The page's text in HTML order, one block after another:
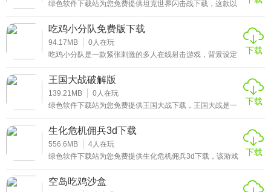
绿色软件下载站为您免费提供坦克世界闪击战下载，这款以
还原、快节奏的7v7对战以及丰富的策略玩法，吸引了全球
众多军事游戏爱好者。游戏中玩家将操控来自不同国家的经
典坦克，在多样的战场地图上展开激烈对抗，通过团队协
作、战术布局和精准操作来摧毁敌方基地或歼灭对手。
吃鸡小分队免费版下载
94.17MB 0人在玩
吃鸡小分队是一款紧张刺激的多人在线射击游戏，背景设定
化的环境中求生并争夺胜利。游戏的核心玩法融合了战术策
略和快节奏战斗，玩家可选择多种武器和装备。
下载
王国大战破解版
139.21MB 0人在玩
绿色软件下载站为您免费提供王国大战下载，王国大战是一
的奇幻大陆上建立自己的王国，招募英勇的士兵，培养强大
的英雄，并与其他玩家展开激烈的领土争夺。游戏中不仅需
要合理规划资源建设，还需制定精妙的战斗策略，才能在这
片充满挑战的土地上立足。
下载
生化危机佣兵3d下载
556.6MB 4人在玩
绿色软件下载站为您免费提供生化危机佣兵3d下载，该游戏
机四伏的场景中与各种恐怖生物展开激烈对抗，通过不断提
升战斗技巧和策略规划来完成高难度任务。
下载
空岛吃鸡沙盒